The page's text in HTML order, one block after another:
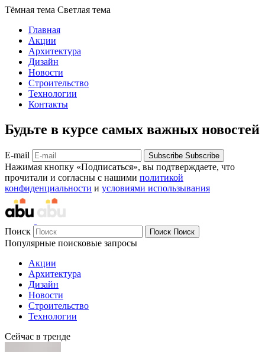
Тёмная тема Светлая тема
Главная
Акции
Архитектура
Дизайн
Новости
Строительство
Технологии
Контакты
Будьте в курсе самых важных новостей
E-mail Subscribe Subscribe
Нажимая кнопку «Подписаться», вы подтверждаете, что
прочитали и согласны с нашими политикой
конфиденциальности и условиями использывания
Поиск Поиск Поиск
Популярные поисковые запросы
Акции
Архитектура
Дизайн
Новости
Строительство
Технологии
Сейчас в тренде